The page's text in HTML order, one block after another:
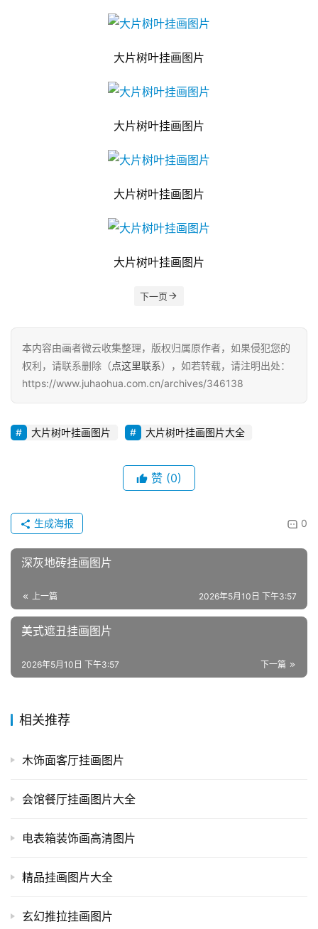
大片树叶挂画图片
大片树叶挂画图片
大片树叶挂画图片
大片树叶挂画图片
下一页
本内容由画者微云收集整理，版权归属原作者，如果侵犯您的
权利，请联系删除（点这里联系），如若转载，请注明出处：
https://www.juhaohua.com.cn/archives/346138
大片树叶挂画图片 大片树叶挂画图片大全
赞 (0)
0
生成海报
深灰地砖挂画图片
上一篇 2026年5月10日 下午3:57
美式遮丑挂画图片
下一篇
2026年5月10日 下午3:57
相关推荐
木饰面客厅挂画图片
会馆餐厅挂画图片大全
电表箱装饰画高清图片
精品挂画图片大全
玄幻推拉挂画图片